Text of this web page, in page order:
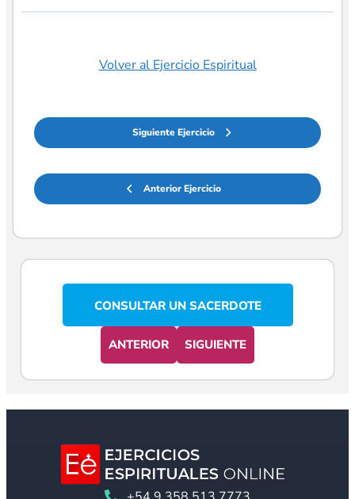
Anterior Ejercicio
Volver al Ejercicio Espiritual
Siguiente Ejercicio
CONSULTAR UN SACERDOTE
ANTERIOR SIGUIENTE